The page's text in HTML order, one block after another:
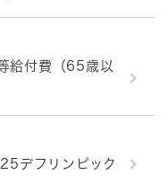
給付費（65歳以
デフリンピック